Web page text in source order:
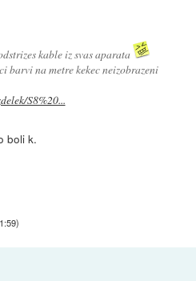
kable iz svas aparata
barvi na metre kekec neizobrazeni
S8%20...
boli k.
)